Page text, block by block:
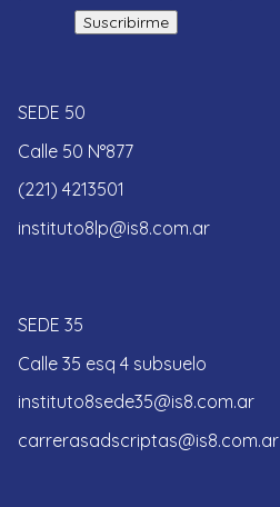
SEDE 50
Calle 50 N°877
(221) 4213501
instituto8lp@is8.com.ar
SEDE 35
Calle 35 esq 4 subsuelo
instituto8sede35@is8.com.ar
carrerasadscriptas@is8.com.ar